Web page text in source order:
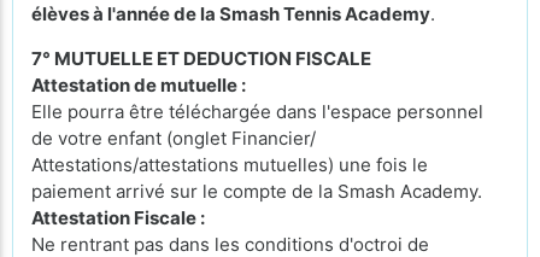
élèves à l'année de la Smash Tennis Academy.
7° MUTUELLE ET DEDUCTION FISCALE
Attestation de mutuelle :
Elle pourra être téléchargée dans l'espace personnel
de votre enfant (onglet Financier/
Attestations/attestations mutuelles) une fois le
paiement arrivé sur le compte de la Smash Academy.
Attestation Fiscale :
Ne rentrant pas dans les conditions d'octroi de